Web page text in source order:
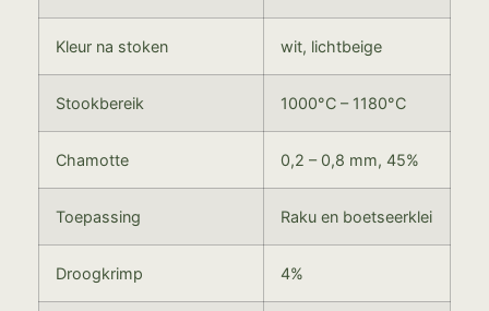
Kleur na stoken wit, lichtbeige
Stookbereik 1000°C – 1180°C
Chamotte 0,2 – 0,8 mm, 45%
Toepassing Raku en boetseerklei
Droogkrimp 4%